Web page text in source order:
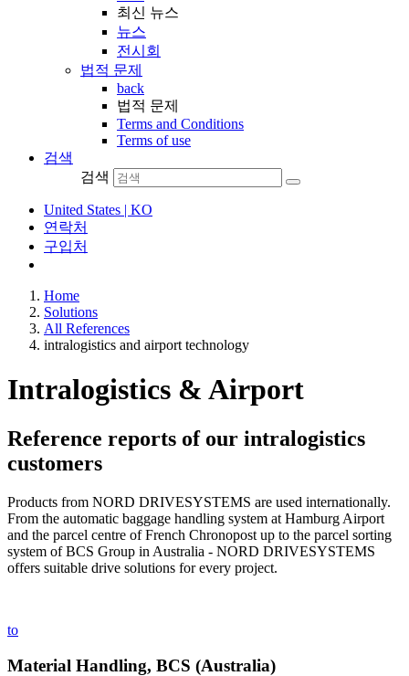
최신 뉴스
뉴스
전시회
법적 문제
back
법적 문제
Terms and Conditions
Terms of use
검색
검색
United States | KO
연락처
구입처
Home
Solutions
All References
intralogistics and airport technology
Intralogistics & Airport
Reference reports of our intralogistics
customers
Products from NORD DRIVESYSTEMS are used internationally.
From the automatic baggage handling system at Hamburg Airport
and the parcel centre of French Chronopost up to the parcel sorting
system of BCS Group in Australia - NORD DRIVESYSTEMS
offers suitable drive solutions for every project.
to
Material Handling, BCS (Australia)